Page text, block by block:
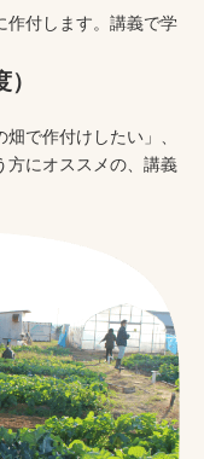
作付します。講義で学
で作付けしたい」、
方にオススメの、講義